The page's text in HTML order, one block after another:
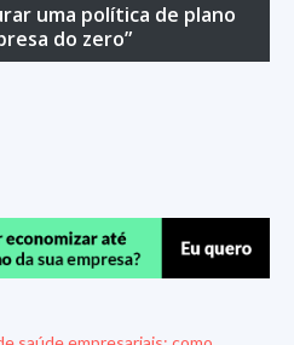
uma política de plano
do zero”